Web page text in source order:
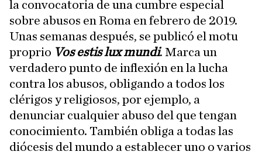
la convocatoria de una cumbre especial
sobre abusos en Roma en febrero de 2019.
Unas semanas después, se publicó el motu
proprio Vos estis lux mundi. Marca un
verdadero punto de inflexión en la lucha
contra los abusos, obligando a todos los
clérigos y religiosos, por ejemplo, a
denunciar cualquier abuso del que tengan
conocimiento. También obliga a todas las
diócesis del mundo a establecer uno o varios